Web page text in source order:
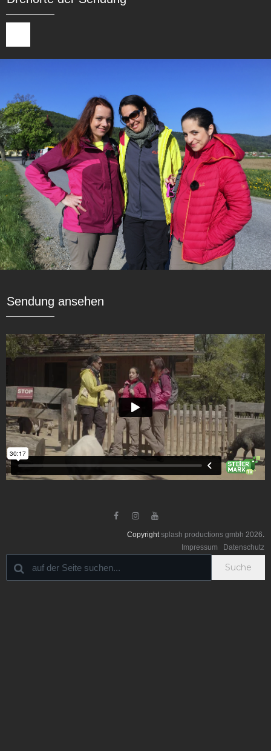
Sendung ansehen
  
Copyrightsplash productions gmbh 2026.
Impressum
Datenschutz
Suche